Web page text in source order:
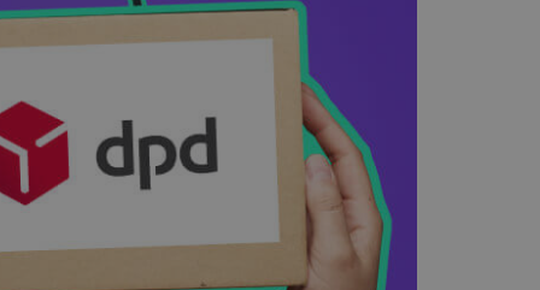
Poznaj więcej integracji